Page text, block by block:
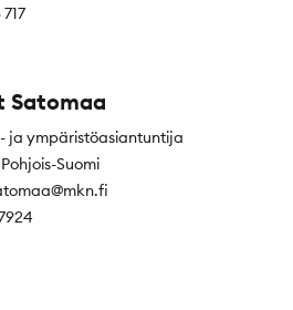
Satomaa
ja ympäristöasiantuntija
Suomi